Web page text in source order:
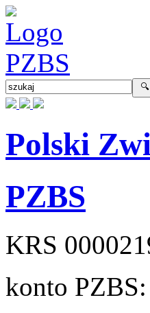
Polski
PZBS
KRS
konto PZBS: